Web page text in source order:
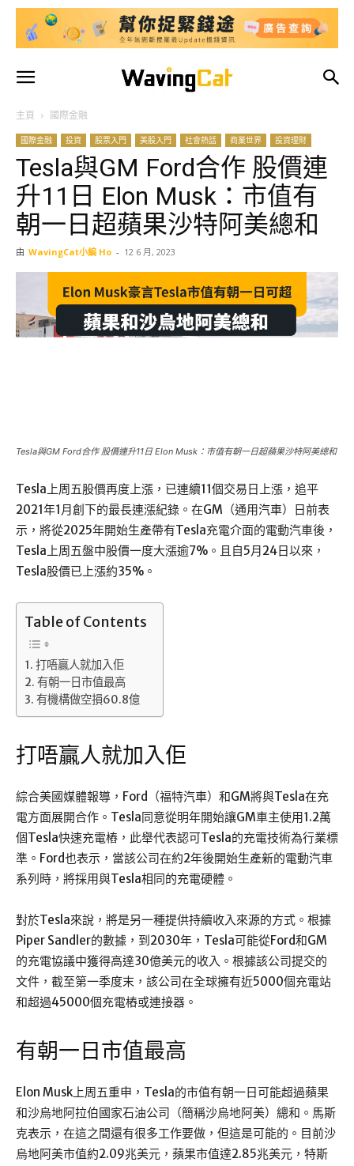
主頁 國際金融
國際金融 投資 股票入門 美股入門 社會熱話 商業世界 投資理財
Tesla與GM Ford合作 股價連
升11日 Elon Musk：市值有
朝一日超蘋果沙特阿美總和
由 WavingCat小編 Ho - 12 6 月, 2023
Tesla與GM Ford合作 股價連升11日 Elon Musk：市值有朝一日超蘋果沙特阿美總和
Tesla上周五股價再度上漲，已連續11個交易日上漲，追平
2021年1月創下的最長連漲紀錄。在GM（通用汽車）日前表
示，將從2025年開始生產帶有Tesla充電介面的電動汽車後，
Tesla上周五盤中股價一度大漲逾7%。且自5月24日以來，
Tesla股價已上漲約35%。
Table of Contents
打唔贏人就加入佢
有朝一日市值最高
有機構做空損60.8億
打唔贏人就加入佢
綜合美國媒體報導，Ford（福特汽車）和GM將與Tesla在充
電方面展開合作。Tesla同意從明年開始讓GM車主使用1.2萬
個Tesla快速充電樁，此舉代表認可Tesla的充電技術為行業標
準。Ford也表示，當該公司在約2年後開始生產新的電動汽車
系列時，將採用與Tesla相同的充電硬體。
對於Tesla來說，將是另一種提供持續收入來源的方式。根據
Piper Sandler的數據，到2030年，Tesla可能從Ford和GM
的充電協議中獲得高達30億美元的收入。根據該公司提交的
文件，截至第一季度末，該公司在全球擁有近5000個充電站
和超過45000個充電樁或連接器。
有朝一日市值最高
Elon Musk上周五重申，Tesla的市值有朝一日可能超過蘋果
和沙烏地阿拉伯國家石油公司（簡稱沙烏地阿美）總和。馬斯
克表示，在這之間還有很多工作要做，但這是可能的。目前沙
烏地阿美市值約2.09兆美元，蘋果市值達2.85兆美元，特斯